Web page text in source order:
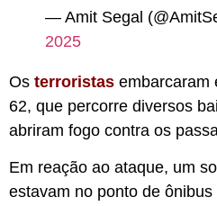
— Amit Segal
2025
Os terroristas embarcaram
62, que percorre diversos
abriram fogo contra os
Em reação ao ataque, um
estavam no ponto de